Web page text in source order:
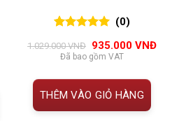
VNĐ.
đánh giá
(0)
1.029.000VNĐ Giá
gốc
là:
1.029.000 VNĐ.
935.000 VNĐGiá
Đã bao gồm VAT
THÊM VÀO GIỎ HÀNG